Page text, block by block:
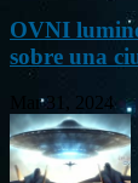
OVNI
sobre una
Mar 31, 2024